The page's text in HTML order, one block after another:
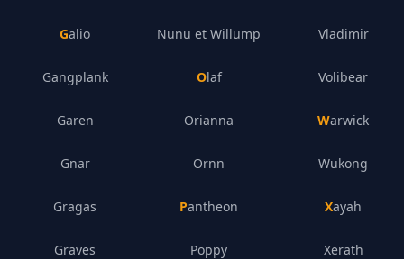
Galio
Gangplank
Garen
Gnar
Gragas
Graves
Nunu et Willump
Olaf
Orianna
Ornn
Pantheon
Poppy
Vladimir
Volibear
Warwick
Wukong
Xayah
Xerath